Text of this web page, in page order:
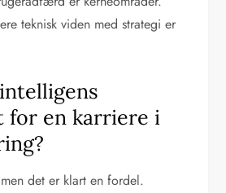
teknisk viden med strategi er
for en karriere i
det er klart en fordel.